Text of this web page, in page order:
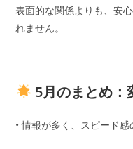
表面的な関係よりも、安
れません。
5月のまとめ：
• 情報が多く、スピード感